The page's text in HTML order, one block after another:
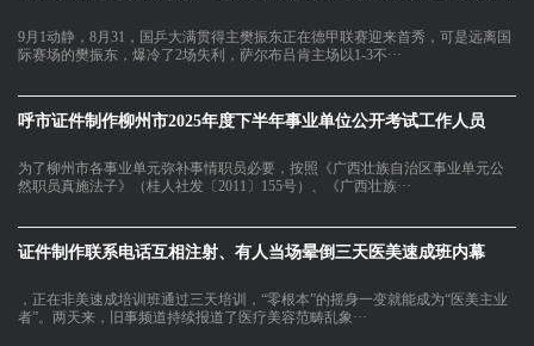
9月1动静，8月31，国乒大满贯得主樊振东正在德甲联赛迎来首秀，可是远离国
际赛场的樊振东，爆冷了2场失利，萨尔布吕肯主场以1-3不···
呼市证件制作柳州市2025年度下半年事业单位公开考试工作人员
为了柳州市各事业单元弥补事情职员必要，按照《广西壮族自治区事业单元公
然职员真施法子》（桂人社发〔2011〕155号）、《广西壮族···
证件制作联系电话互相注射、有人当场晕倒三天医美速成班内幕
，正在非美速成培训班通过三天培训，“零根本”的摇身一变就能成为“医美主业
者”。两天来，旧事频道持续报道了医疗美容范畴乱象···